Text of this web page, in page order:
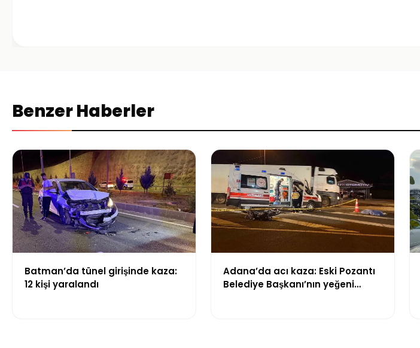
Benzer Haberler
Batman’da tünel girişinde kaza:
12 kişi yaralandı
Adana’da acı kaza: Eski Pozantı
Belediye Başkanı’nın yeğeni